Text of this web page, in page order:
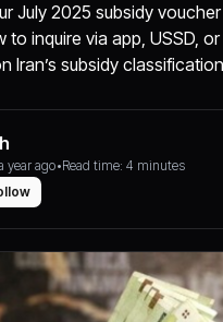
July 2025 subsidy
to inquire via app, USSD,
Iran’s subsidy
year ago•Read time: 4 minutes